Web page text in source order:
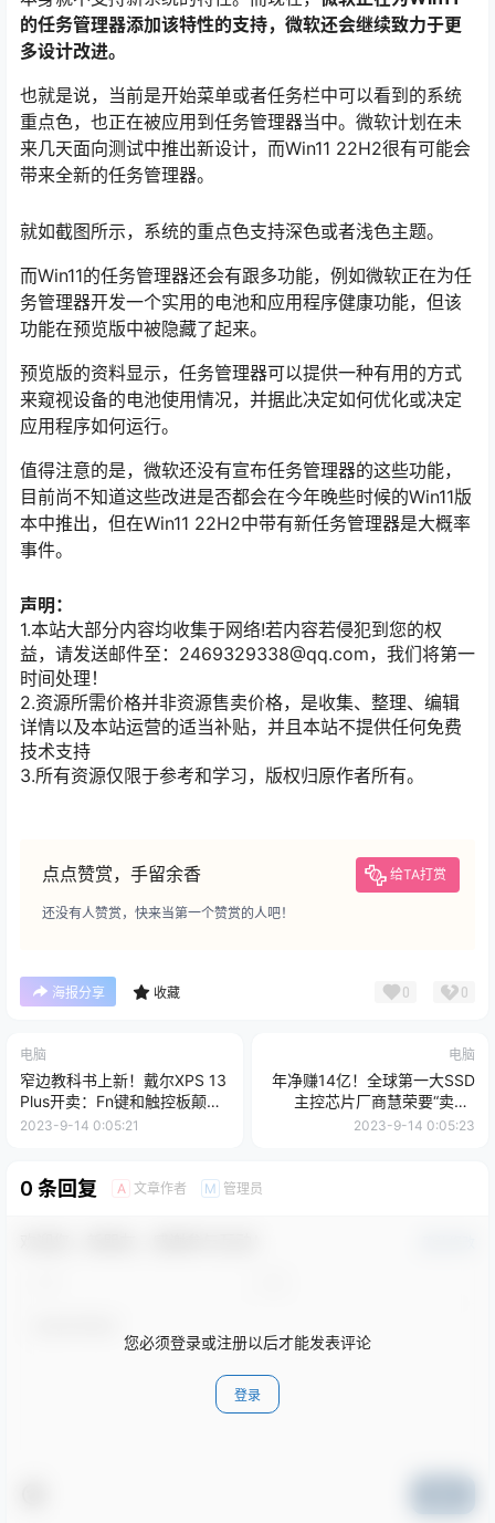
的任务管理器添加该特性的支持，微软还会继续致力于更
多设计改进。
也就是说，当前是开始菜单或者任务栏中可以看到的系统
重点色，也正在被应用到任务管理器当中。微软计划在未
来几天面向测试中推出新设计，而Win11 22H2很有可能会
带来全新的任务管理器。
就如截图所示，系统的重点色支持深色或者浅色主题。
而Win11的任务管理器还会有跟多功能，例如微软正在为任
务管理器开发一个实用的电池和应用程序健康功能，但该
功能在预览版中被隐藏了起来。
预览版的资料显示，任务管理器可以提供一种有用的方式
来窥视设备的电池使用情况，并据此决定如何优化或决定
应用程序如何运行。
值得注意的是，微软还没有宣布任务管理器的这些功能，
目前尚不知道这些改进是否都会在今年晚些时候的Win11版
本中推出，但在Win11 22H2中带有新任务管理器是大概率
事件。
声明：
1.本站大部分内容均收集于网络!若内容若侵犯到您的权
益，请发送邮件至：2469329338@qq.com，我们将第一
时间处理！
2.资源所需价格并非资源售卖价格，是收集、整理、编辑
详情以及本站运营的适当补贴，并且本站不提供任何免费
技术支持
3.所有资源仅限于参考和学习，版权归原作者所有。
点点赞赏，手留余香 给TA打赏
还没有人赞赏，快来当第一个赞赏的人吧！
海报分享 收藏 0 0
电脑
窄边教科书上新！戴尔XPS 13
Plus开卖：Fn键和触控板颠覆
性设计
2023-9-14 0:05:21
电脑
年净赚14亿！全球第一大SSD
主控芯片厂商慧荣要“卖身”
了：正接洽收购方
2023-9-14 0:05:23
0 条回复 A 文章作者 M 管理员
您必须登录或注册以后才能发表评论
登录